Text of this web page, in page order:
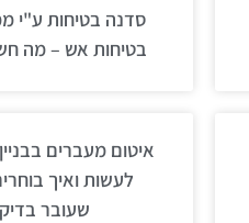
סדנה בטיחות ע"י
בטיחות אש – מה
איטום מעברים
לעשות ואיך
שעובר